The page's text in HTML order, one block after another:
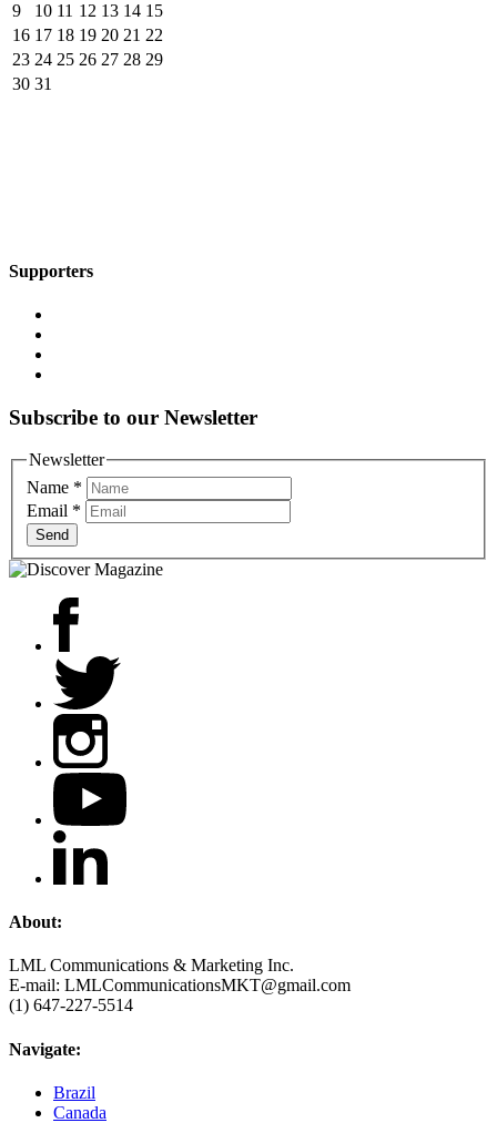
9
10 11 12 13 14 15
16 17 18 19 20 21 22
23 24 25 26 27 28 29
30 31
Supporters
Subscribe to our Newsletter
Newsletter
Name *
Email *
Send
About:
LML Communications & Marketing Inc.
E-mail: LMLCommunicationsMKT@gmail.com
(1) 647-227-5514
Navigate:
Brazil
Canada